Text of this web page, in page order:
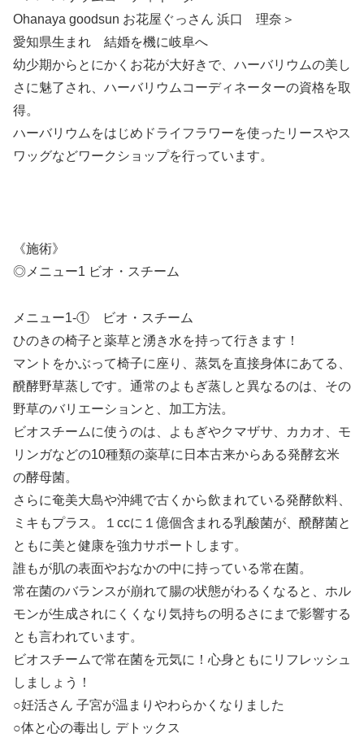
Ohanaya goodsun お花屋ぐっさん 浜口 理奈＞
愛知県生まれ 結婚を機に岐阜へ
幼少期からとにかくお花が大好きで、ハーバリウムの美し
さに魅了され、ハーバリウムコーディネーターの資格を取
得。
ハーバリウムをはじめドライフラワーを使ったリースやス
ワッグなどワークショップを行っています。
《施術》
◎メニュー1 ビオ・スチーム
メニュー1-① ビオ・スチーム
ひのきの椅子と薬草と湧き水を持って行きます！
マントをかぶって椅子に座り、蒸気を直接身体にあてる、
醗酵野草蒸しです。通常のよもぎ蒸しと異なるのは、その
野草のバリエーションと、加工方法。
ビオスチームに使うのは、よもぎやクマザサ、カカオ、モ
リンガなどの10種類の薬草に日本古来からある発酵玄米
の酵母菌。
さらに奄美大島や沖縄で古くから飲まれている発酵飲料、
ミキもプラス。１ccに１億個含まれる乳酸菌が、醗酵菌と
ともに美と健康を強力サポートします。
誰もが肌の表面やおなかの中に持っている常在菌。
常在菌のバランスが崩れて腸の状態がわるくなると、ホル
モンが生成されにくくなり気持ちの明るさにまで影響する
とも言われています。
ビオスチームで常在菌を元気に！心身ともにリフレッシュ
しましょう！
○妊活さん 子宮が温まりやわらかくなりました
○体と心の毒出し デトックス